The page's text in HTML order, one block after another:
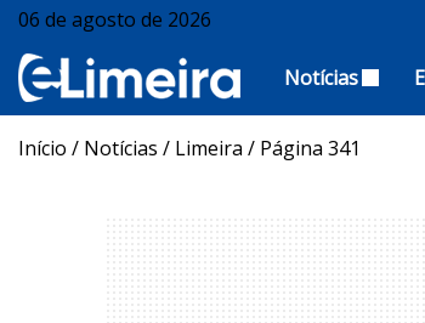
06 de agosto de 2026
Notícias
Início / Notícias / Limeira / Página 341